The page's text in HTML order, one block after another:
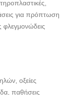
για πρόπτωση
φλεγμονώδεις
οξείες
παθήσεις